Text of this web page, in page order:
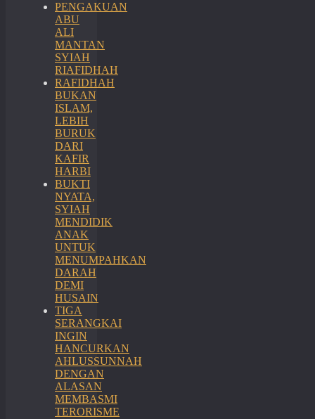
PENGAKUAN
ABU
ALI
MANTAN
SYIAH
RIAFIDHAH
RAFIDHAH
BUKAN
ISLAM,
LEBIH
BURUK
DARI
KAFIR
HARBI
BUKTI
NYATA,
SYIAH
MENDIDIK
ANAK
UNTUK
MENUMPAHKAN
DARAH
DEMI
HUSAIN
TIGA
SERANGKAI
INGIN
HANCURKAN
AHLUSSUNNAH
DENGAN
ALASAN
MEMBASMI
TERORISME